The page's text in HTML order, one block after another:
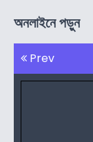
অনলাইনে পড়ুন
Prev